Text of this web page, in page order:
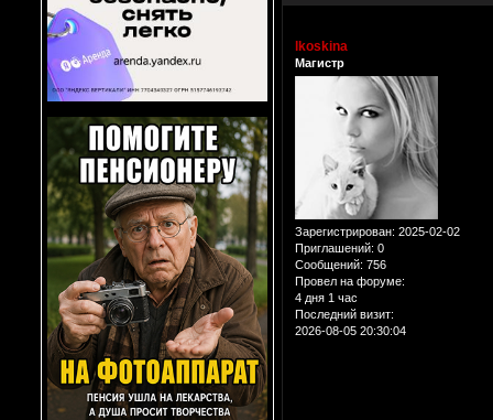
lkoskina
Магистр
Зарегистрирован: 2025-02-02
Приглашений: 0
Сообщений: 756
Провел на форуме:
4 дня 1 час
Последний визит:
2026-08-05 20:30:04